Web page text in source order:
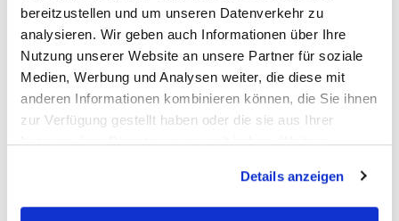
bereitzustellen und um unseren Datenverkehr zu
analysieren. Wir geben auch Informationen über Ihre
Nutzung unserer Website an unsere Partner für soziale
Medien, Werbung und Analysen weiter, die diese mit
anderen Informationen kombinieren können, die Sie ihnen
zur Verfügung gestellt haben oder die sie aus Ihrer
Nutzung ihrer Dienste gesammelt haben. Weitere
Details anzeigen
Web-Testing
Selenium, Cypress, Protractor, Nightwatch,
TestCafe, Cucumber, Robot Framework,
TestComplete, TestNG